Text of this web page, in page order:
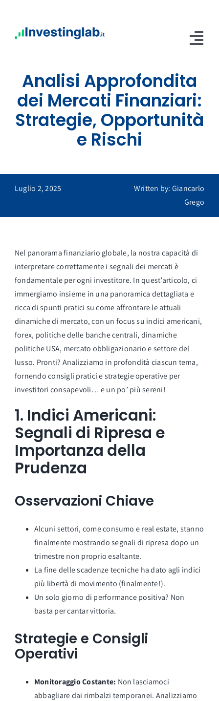
contenuto
Home
Abbonamenti
Servizi
Contatti
Area Riservata
Analisi Approfondita
dei Mercati Finanziari:
Strategie, Opportunità
e Rischi
Luglio 2, 2025
Written by: Giancarlo
Grego
Nel panorama finanziario globale, la nostra capacità di
interpretare correttamente i segnali dei mercati è
fondamentale per ogni investitore. In quest’articolo, ci
immergiamo insieme in una panoramica dettagliata e
ricca di spunti pratici su come affrontare le attuali
dinamiche di mercato, con un focus su indici americani,
forex, politiche delle banche centrali, dinamiche
politiche USA, mercato obbligazionario e settore del
lusso. Pronti? Analizziamo in profondità ciascun tema,
fornendo consigli pratici e strategie operative per
investitori consapevoli… e un po’ più sereni!
1. Indici Americani:
Segnali di Ripresa e
Importanza della
Prudenza
Osservazioni Chiave
Alcuni settori, come consumo e real estate, stanno
finalmente mostrando segnali di ripresa dopo un
trimestre non proprio esaltante.
La fine delle scadenze tecniche ha dato agli indici
più libertà di movimento (finalmente!).
Un solo giorno di performance positiva? Non
basta per cantar vittoria.
Strategie e Consigli
Operativi
Monitoraggio Costante: Non lasciamoci
abbagliare dai rimbalzi temporanei. Analizziamo